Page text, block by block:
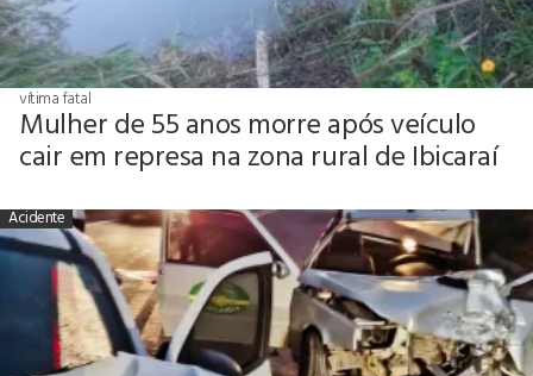
vítima fatal
Mulher de 55 anos morre após veículo
cair em represa na zona rural de Ibicaraí
Acidente